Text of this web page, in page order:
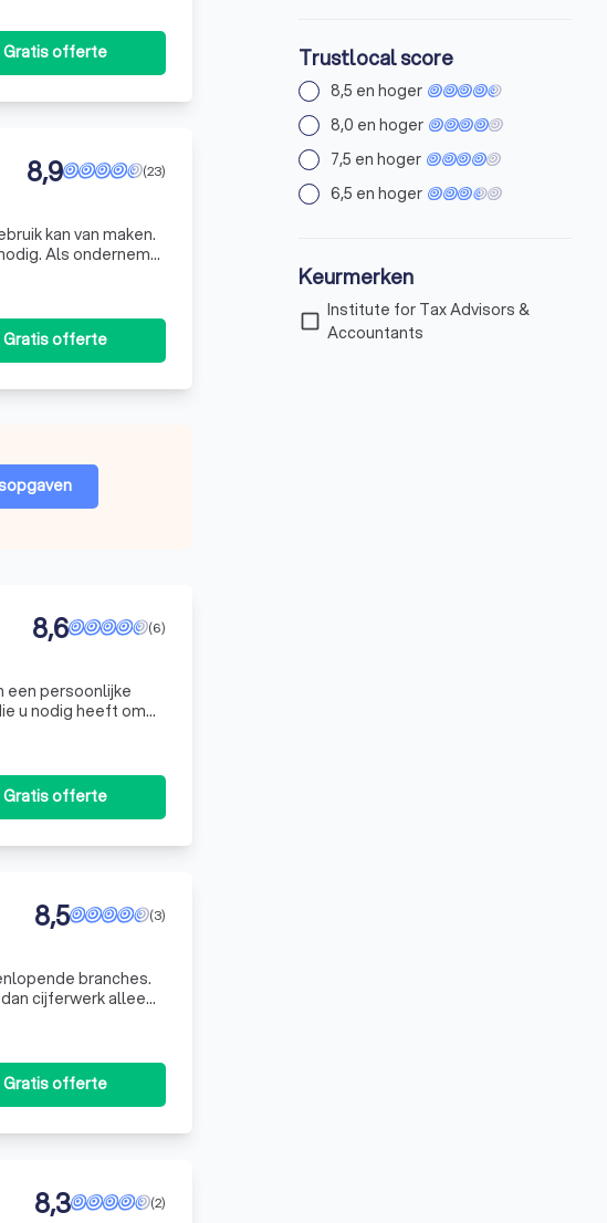
Gratis offerte
(23)
8,9
kan van maken.
kan ne
Gratis offerte
(6)
8,6
een persoonlijke
u nodig heeft om
voor
Gratis offerte
(3)
8,5
branches.
Gratis offerte
(2)
8,3
Trustlocal score
8,5 en hoger
8,0 en hoger
7,5 en hoger
6,5 en hoger
Keurmerken
check_box_outline_blank
Institute for Tax Advisors &
Accountants